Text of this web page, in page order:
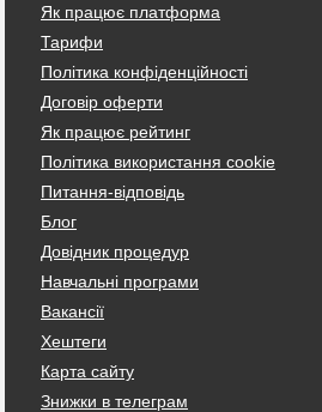
Як працює платформа
Тарифи
Політика конфіденційності
Договір оферти
Як працює рейтинг
Політика використання cookie
Питання-відповідь
Блог
Довідник процедур
Навчальні програми
Вакансії
Хештеги
Карта сайту
Знижки в телеграм